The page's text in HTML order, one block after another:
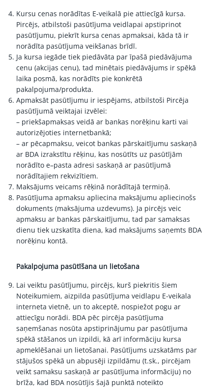
Kursu cenas norādītas E-veikalā pie attiecīgā kursa.
Pircējs, atbilstoši pasūtījuma veidlapai apstiprinot
pasūtījumu, piekrīt kursa cenas apmaksai, kāda tā ir
norādīta pasūtījuma veikšanas brīdī.
Ja kursa iegāde tiek piedāvāta par īpašā piedāvājuma
cenu (akcijas cenu), tad minētais piedāvājums ir spēkā
laika posmā, kas norādīts pie konkrētā
pakalpojuma/produkta.
Apmaksāt pasūtījumu ir iespējams, atbilstoši Pircēja
pasūtījumā veiktajai izvēlei:
– priekšapmaksas veidā ar bankas norēķinu karti vai
autorizējoties internetbankā;
– ar pēcapmaksu, veicot bankas pārskaitījumu saskaņā
ar BDA izrakstītu rēķinu, kas nosūtīts uz pasūtījām
norādīto e–pasta adresi saskaņā ar pasūtījumā
norādītajiem rekvizītiem.
Maksājums veicams rēķinā norādītajā termiņā.
Pasūtījuma apmaksu apliecina maksājumu apliecinošs
dokuments (maksājuma uzdevums). Ja pircējs veic
apmaksu ar bankas pārskaitījumu, tad par samaksas
dienu tiek uzskatīta diena, kad maksājums saņemts BDA
norēķinu kontā.
Pakalpojuma pasūtīšana un lietošana
Lai veiktu pasūtījumu, pircējs, kurš piekritis šiem
Noteikumiem, aizpilda pasūtījuma veidlapu E-veikala
interneta vietnē, un to akceptē, nospiežot pogu ar
attiecīgu norādi. BDA pēc pircēja pasūtījuma
saņemšanas nosūta apstiprinājumu par pasūtījuma
spēkā stāšanos un izpildi, kā arī informāciju kursa
apmeklēšanai un lietošanai. Pasūtījums uzskatāms par
stājušos spēkā un abpusēji izpildāmu (t.sk., pircējam
veikt samaksu saskaņā ar pasūtījuma informāciju) no
brīža, kad BDA nosūtījis šajā punktā noteikto